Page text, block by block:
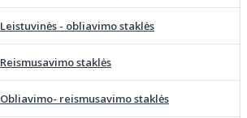
Leistuvinės - obliavimo staklės
Reismusavimo staklės
Obliavimo- reismusavimo staklės